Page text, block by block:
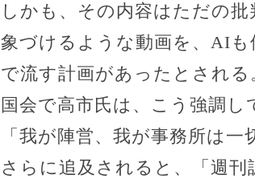
しかも、その内容はただの
象づけるような動画を、AI
で流す計画があったとされる
国会で高市氏は、こう強調し
「我が陣営、我が事務所は一
さらに追及されると、「週